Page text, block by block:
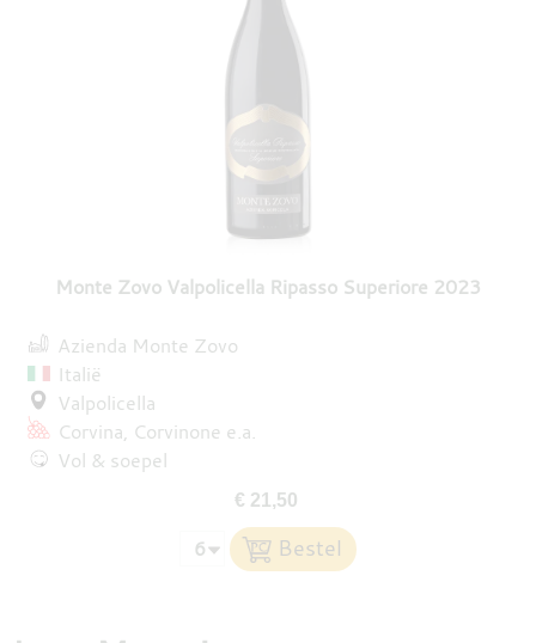
Monte Zovo Valpolicella Ripasso Superiore 2023
Azienda Monte Zovo
Italië
Valpolicella
Corvina Corvinone e.a.
Vol & soepel
€ 21,50